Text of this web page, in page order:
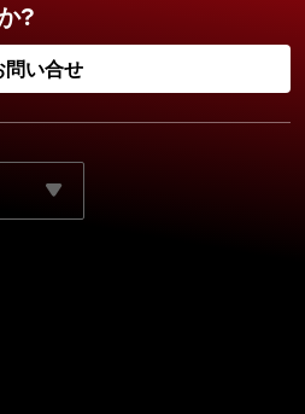
?
問い合せ
ください: